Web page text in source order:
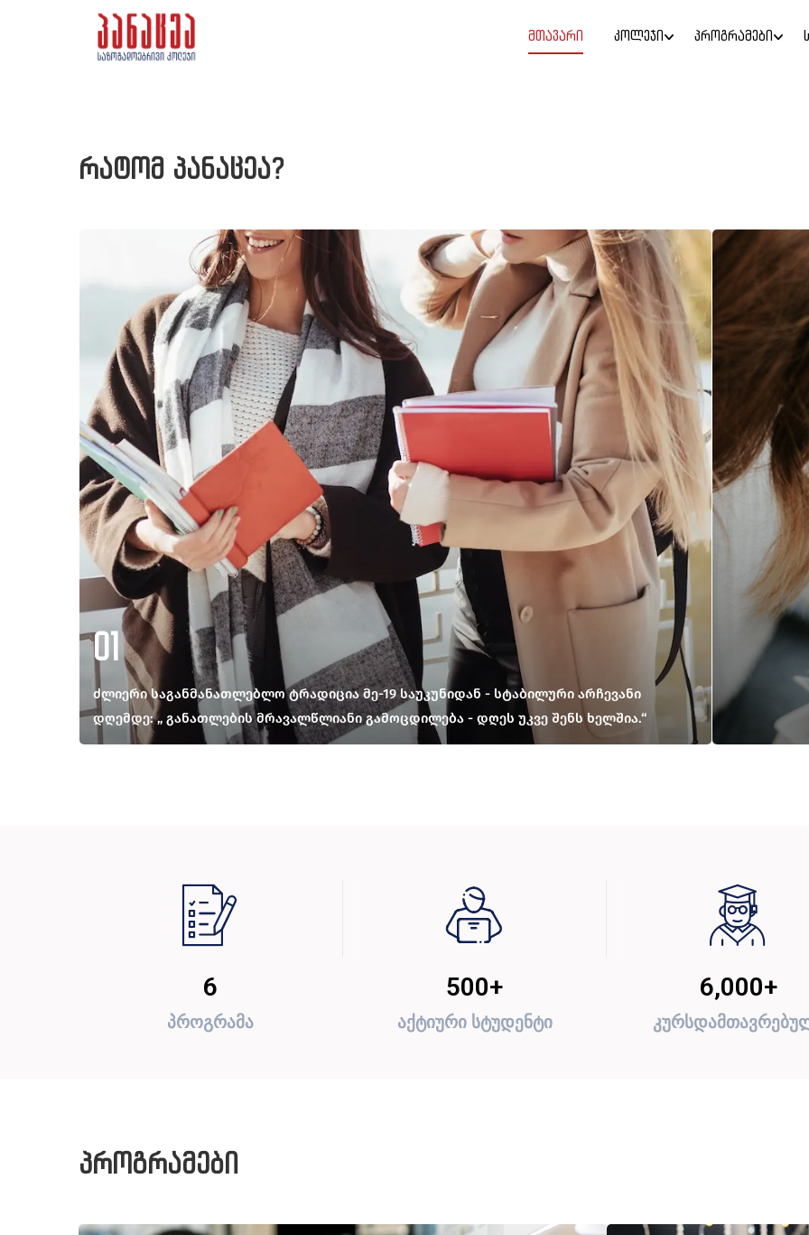
ᲛᲗᲐᲕᲐᲠᲘ ᲙᲝᲚᲔᲯᲘ ᲞᲠᲝᲒᲠᲐᲛᲔᲑᲘ
რატომ პანაცეა?
01
ძლიერი საგანმანათლებლო ტრადიცია მე-19 საუკუნიდან - სტაბილური არჩევანი
დღემდე: „ განათლების მრავალწლიანი გამოცდილება - დღეს უკვე შენს ხელშია.“
პროგრამა
6
აქტიური სტუდენტი
500+ 6,000+
პროგრამები